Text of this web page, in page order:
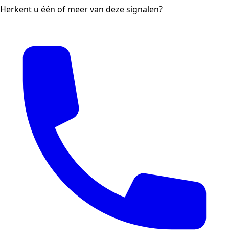
Herkent u één of meer van deze signalen?